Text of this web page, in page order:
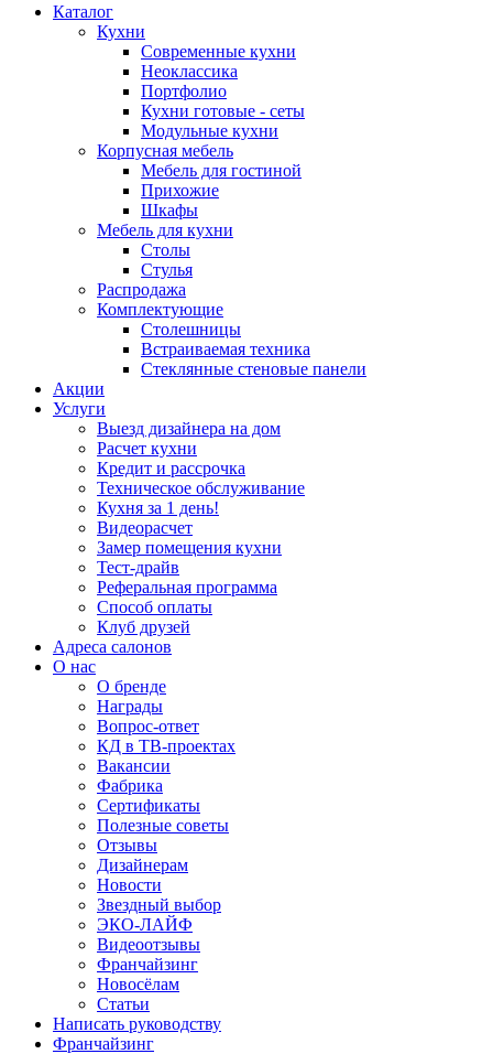
Каталог
Кухни
Современные кухни
Неоклассика
Портфолио
Кухни готовые - сеты
Модульные кухни
Корпусная мебель
Мебель для гостиной
Прихожие
Шкафы
Мебель для кухни
Столы
Стулья
Распродажа
Комплектующие
Столешницы
Встраиваемая техника
Стеклянные стеновые панели
Акции
Услуги
Выезд дизайнера на дом
Расчет кухни
Кредит и рассрочка
Техническое обслуживание
Кухня за 1 день!
Видеорасчет
Замер помещения кухни
Тест-драйв
Реферальная программа
Способ оплаты
Клуб друзей
Адреса салонов
О нас
О бренде
Награды
Вопрос-ответ
КД в ТВ-проектах
Вакансии
Фабрика
Сертификаты
Полезные советы
Отзывы
Дизайнерам
Новости
Звездный выбор
ЭКО-ЛАЙФ
Видеоотзывы
Франчайзинг
Новосёлам
Статьи
Написать руководству
Франчайзинг